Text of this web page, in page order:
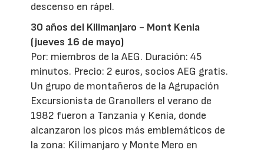
descenso en rápel.
30 años del Kilimanjaro - Mont Kenia
(jueves 16 de mayo)
Por: miembros de la AEG. Duración: 45
minutos. Precio: 2 euros, socios AEG gratis.
Un grupo de montañeros de la Agrupación
Excursionista de Granollers el verano de
1982 fueron a Tanzania y Kenia, donde
alcanzaron los picos más emblemáticos de
la zona: Kilimanjaro y Monte Mero en